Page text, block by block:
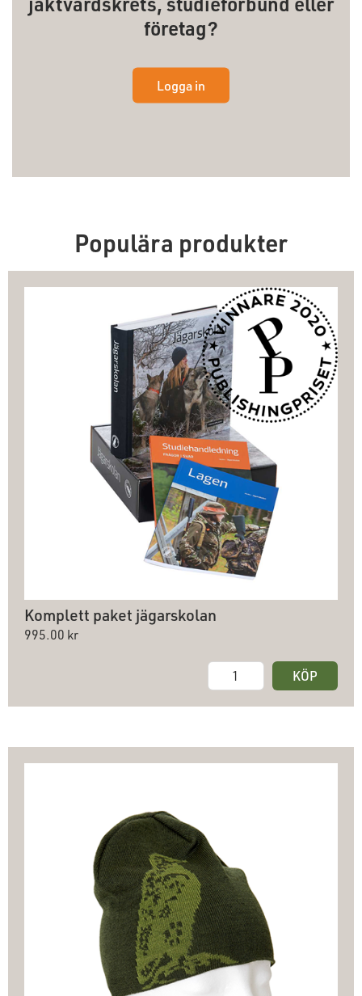
företag?
Logga in
Populära produkter
Komplett paket jägarskolan
995.00
KÖP